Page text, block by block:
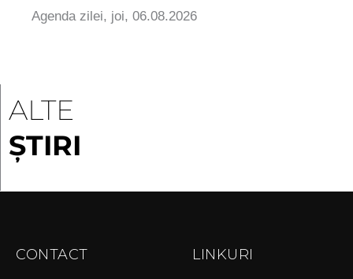
Agenda zilei, joi, 06.08.2026
ALTE
ȘTIRI
CONTACT LINKURI